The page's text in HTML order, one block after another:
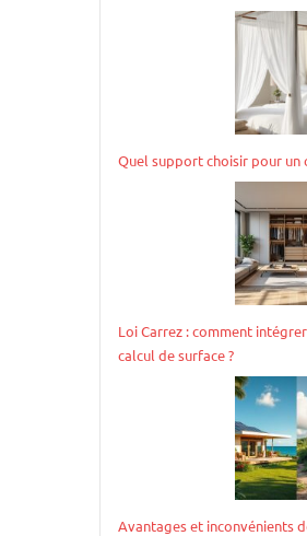
Quel support choisir pour un
Loi Carrez : comment
calcul de surface ?
Avantages et inconvénients